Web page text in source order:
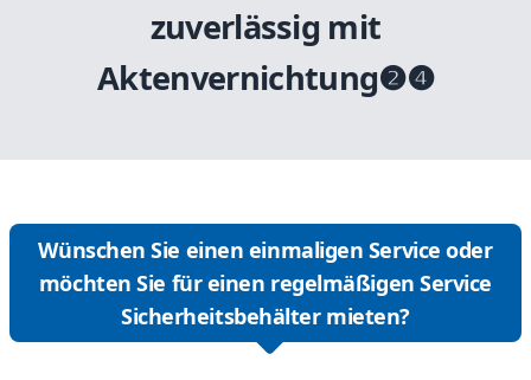
zuverlässig mit
Aktenvernichtung❷❹
Wünschen Sie einen einmaligen Service oder
möchten Sie für einen regelmäßigen Service
Sicherheitsbehälter mieten?